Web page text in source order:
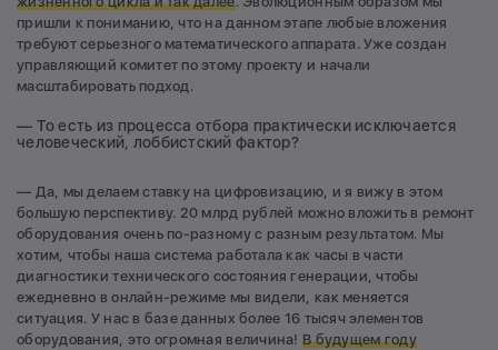
пришли к пониманию, что на данном этапе любые вложения
требуют серьезного математического аппарата. Уже создан
управляющий комитет по этому проекту и начали
масштабировать подход.
— То есть из процесса отбора практически исключается
человеческий, лоббистский фактор?
— Да, мы делаем ставку на цифровизацию, и я вижу в этом
большую перспективу. 20 млрд рублей можно вложить в ремонт
оборудования очень по-разному с разным результатом. Мы
хотим, чтобы наша система работала как часы в части
диагностики технического состояния генерации, чтобы
ежедневно в онлайн-режиме мы видели, как меняется
ситуация. У нас в базе данных более 16 тысяч элементов
оборудования, это огромная величина! Вбудущем году